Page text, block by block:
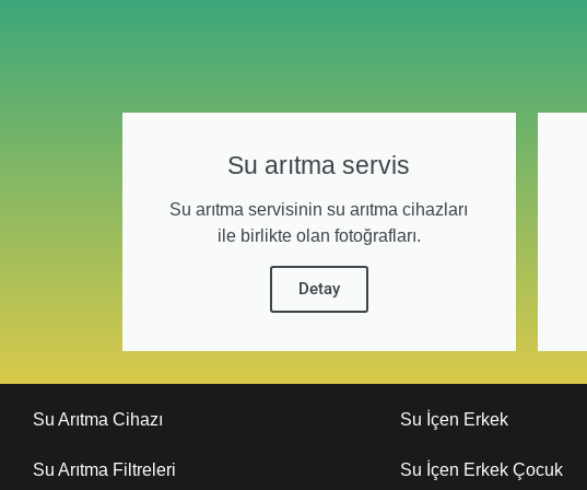
Su arıtma servis
Su arıtma servisinin su arıtma cihazları
ile birlikte olan fotoğrafları.
Detay
Su Arıtma Cihazı
Su Arıtma Filtreleri
Su İçen Erkek
Su İçen Erkek Çocuk